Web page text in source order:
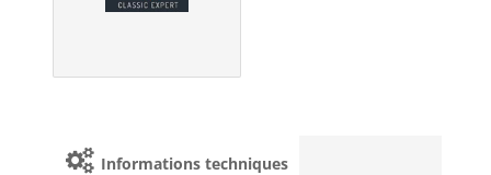
Informations techniques